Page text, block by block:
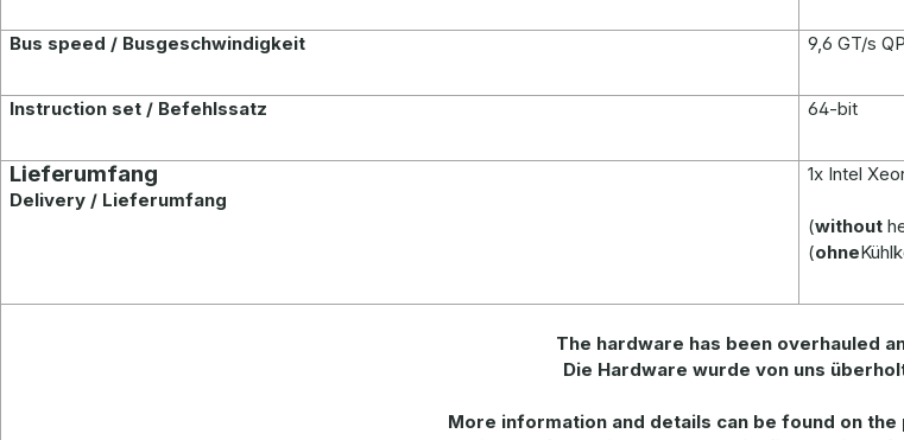
Bus speed / Busgeschwindigkeit 9,6 GT/s
Instruction set / Befehlssatz 64-bit
Lieferumfang
Delivery / Lieferumfang
1x Intel
(without
(ohne
The hardware has been overhauled
Die Hardware wurde von uns
More information and details can be found on